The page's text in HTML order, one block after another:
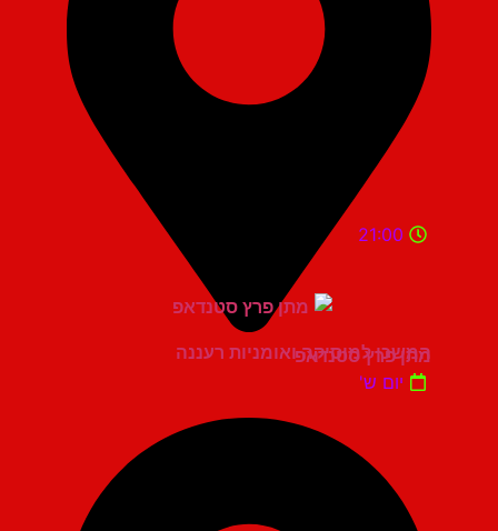
המשכן למוסיקה ואומניות רעננה
21:00
מתן פרץ סטנדאפ
יום ש'